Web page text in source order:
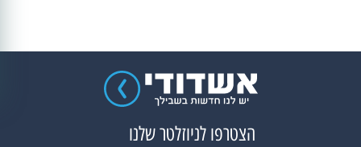
הצטרפו לניוזלטר שלנו